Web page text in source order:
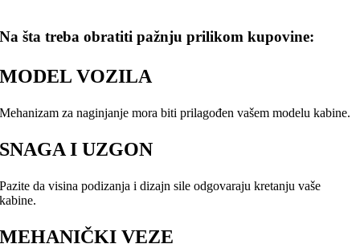
Na šta treba obratiti pažnju prilikom kupovine:
MODEL VOZILA
Mehanizam za naginjanje mora biti prilagođen vašem modelu kabine.
SNAGA I UZGON
Pazite da visina podizanja i dizajn sile odgovaraju kretanju vaše
kabine.
MEHANIČKI VEZE